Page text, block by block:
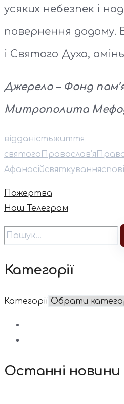
усяких небезпек і
повернення додому.
і Святого Духа,
Джерело – Фонд
Митрополита
відданістьжиття
святого Православ’я
Афанасійсвяткування
Пожертва
Наш Телеграм
Категорії
Категорії
Останні новини